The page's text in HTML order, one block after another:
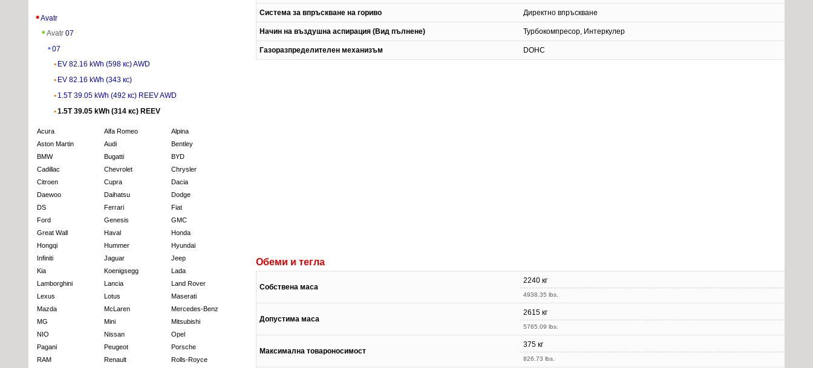
Avatr
Avatr 07
07
EV 82.16 kWh (598 кс) AWD
EV 82.16 kWh (343 кс)
1.5T 39.05 kWh (492 кс) REEV AWD
1.5T 39.05 kWh (314 кс) REEV
Acura Alfa Romeo
Alpina
Aston Martin
Audi
Bentley
BMW
Bugatti
BYD
Cadillac
Chevrolet
Chrysler
Citroen
Cupra
Dacia
Daewoo
Daihatsu
Dodge
DS
Ferrari
Fiat
Ford
Genesis
GMC
Great Wall
Haval
Honda
Hongqi
Hummer
Hyundai
Infiniti
Jaguar
Jeep
Kia
Koenigsegg
Lada
Lamborghini
Lancia
Land Rover
Lexus
Lotus
Maserati
Mazda
McLaren
Mercedes-Benz
MG
Mini
Mitsubishi
NIO
Nissan
Opel
Pagani
Peugeot
Porsche
RAM
Renault
Rolls-Royce
Система за впръскване на гориво Директно впръскване
Начин на въздушна аспирация (Вид пълнене) Турбокомпресор, Интеркулер
Газоразпределителен механизъм DOHC
Обеми и тегла
Собствена маса
2240 кг
4938.35 lbs.
Допустима маса
2615 кг
5765.09 lbs.
Максимална товароносимост
375 кг
826.73 lbs.